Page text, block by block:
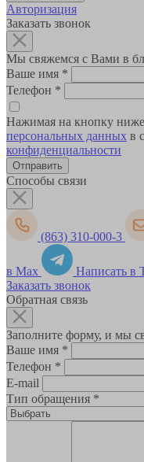
Авторизация
Заказать звонок
Мы свяжемся с Вами в
Ваше имя *
Телефон *
Нажимая на кнопку
персональных данных в
конфиденциальности
Способы связи
(863) 310-000-3
в Max
Написать в
Заказать звонок
Обратная связь
Заполните форму, и мы
Ваше имя *
Телефон *
E-mail
Тип обращения *